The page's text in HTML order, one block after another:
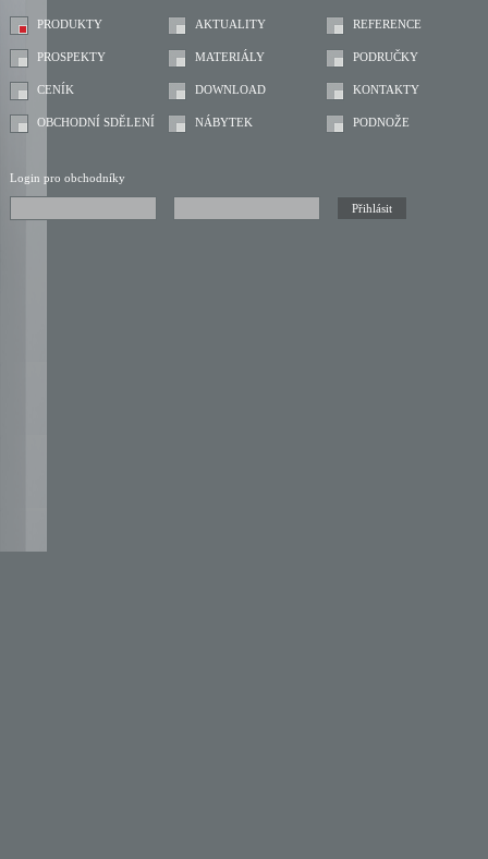
PRODUKTY AKTUALITY REFERENCE
PROSPEKTY MATERIÁLY PODRUČKY
CENÍK DOWNLOAD KONTAKTY
OBCHODNÍ SDĚLENÍ NÁBYTEK PODNOŽE
Login pro obchodníky